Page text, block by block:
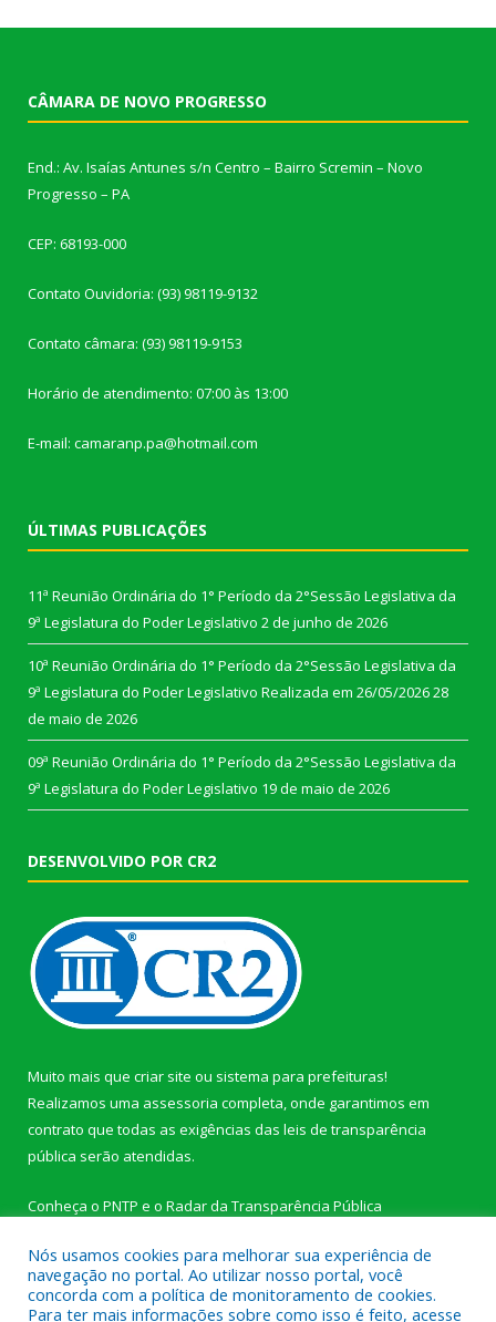
CÂMARA DE NOVO PROGRESSO
End.: Av. Isaías Antunes s/n Centro – Bairro Scremin – Novo
Progresso – PA
CEP: 68193-000
Contato Ouvidoria: (93) 98119-9132
Contato câmara: (93) 98119-9153
Horário de atendimento: 07:00 às 13:00
E-mail: camaranp.pa@hotmail.com
ÚLTIMAS PUBLICAÇÕES
11ª Reunião Ordinária do 1° Período da 2°Sessão Legislativa da
9ª Legislatura do Poder Legislativo 2 de junho de 2026
10ª Reunião Ordinária do 1° Período da 2°Sessão Legislativa da
9ª Legislatura do Poder Legislativo Realizada em 26/05/202628
de maio de 2026
09ª Reunião Ordinária do 1° Período da 2°Sessão Legislativa da
9ª Legislatura do Poder Legislativo 19 de maio de 2026
DESENVOLVIDO POR CR2
Muito mais que criar site ou sistema para prefeituras!
Realizamos uma assessoria completa, onde garantimos em
contrato que todas as exigências das leis de transparência
pública serão atendidas.
Conheça o PNTP e o Radar da Transparência Pública
Nós usamos cookies para melhorar sua experiência de
navegação no portal. Ao utilizar nosso portal, você
concorda com a política de monitoramento de cookies.
Para ter mais informações sobre como isso é feito, acesse